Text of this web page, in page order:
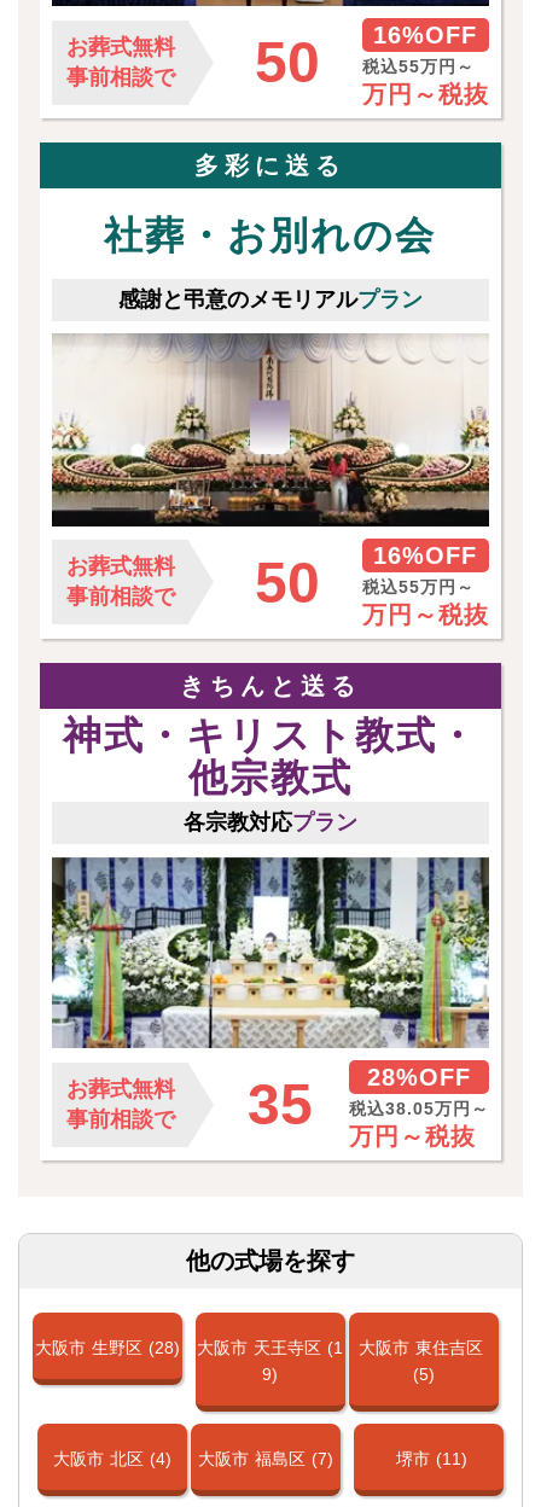
お葬式無料
事前相談で
50 16%OFF
税込55万円～
万円～税抜
多彩に送る
社葬・お別れの会
感謝と弔意のメモリアルプラン
お葬式無料
事前相談で
50 16%OFF
税込55万円～
万円～税抜
きちんと送る
神式・キリスト教式・
他宗教式
各宗教対応プラン
お葬式無料
事前相談で
35 28%OFF
税込38.05万円～
万円～税抜
他の式場を探す
大阪市 生野区 (28) 大阪市 天王寺区 (1
9)
大阪市 東住吉区
(5)
大阪市 北区 (4) 大阪市 福島区 (7) 堺市 (11)